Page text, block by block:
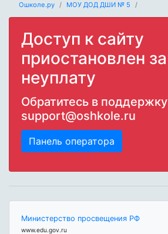
Ошколе.ру МОУ ДОД ДШИ № 5
Доступ к сайту
приостановлен за
неуплату
Обратитесь в поддержку
support@oshkole.ru
Панель оператора
Министерство просвещения РФ
www.edu.gov.ru